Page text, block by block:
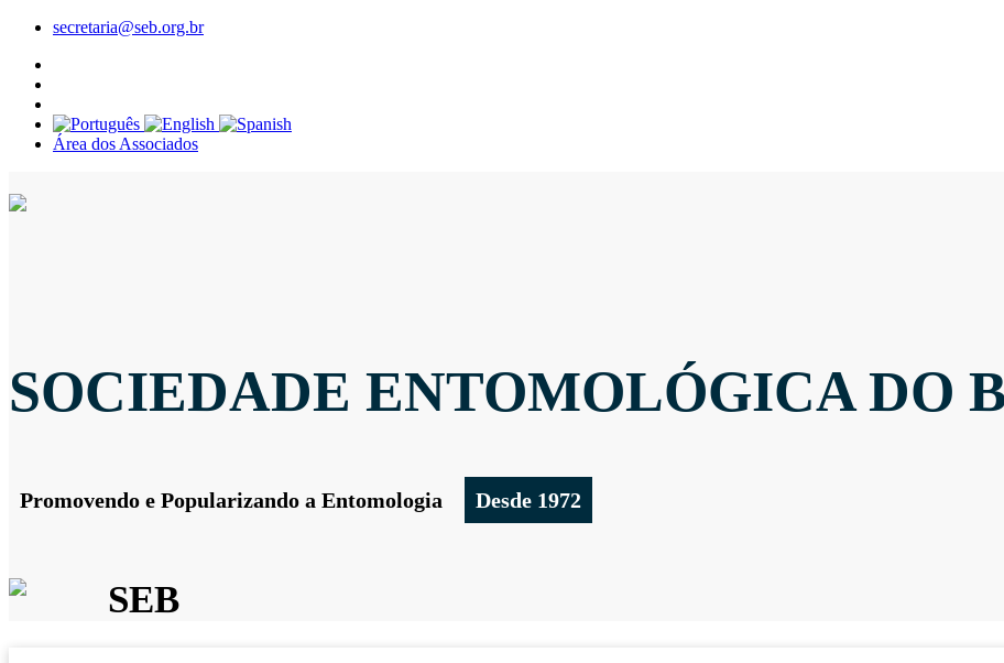
secretaria@seb.org.br
Área dos Associados
SOCIEDADE ENTOMOLÓGICA DO
Promovendo e Popularizando a Entomologia Desde 1972
SEB